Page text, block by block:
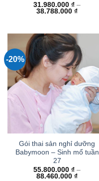
31.980.000 ₫ –
38.788.000 ₫Khoảng
-20%
Gói thai sản nghỉ dưỡng
Babymoon – Sinh mổ tuần
27
55.800.000 ₫ –
88.460.000 ₫Khoảng